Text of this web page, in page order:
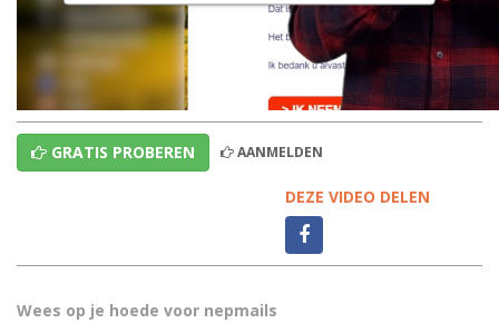
GRATIS PROBEREN AANMELDEN
DEZE VIDEO DELEN
Wees op je hoede voor nepmails